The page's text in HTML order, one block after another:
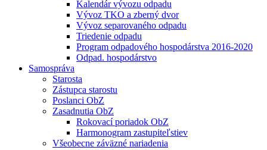
Kalendár vývozu odpadu
Vývoz TKO a zberný dvor
Vývoz separovaného odpadu
Triedenie odpadu
Program odpadového hospodárstva 2016-2020
Odpad. hospodárstvo
Samospráva
Starosta
Zástupca starostu
Poslanci ObZ
Zasadnutia ObZ
Rokovací poriadok ObZ
Harmonogram zastupiteľstiev
Všeobecne záväzné nariadenia